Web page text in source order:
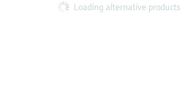
Loading alternative products